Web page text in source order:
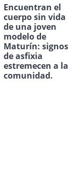
Encuentran el
cuerpo sin vida
de una joven
modelo de
Maturín: signos
de asfixia
estremecen a la
comunidad.